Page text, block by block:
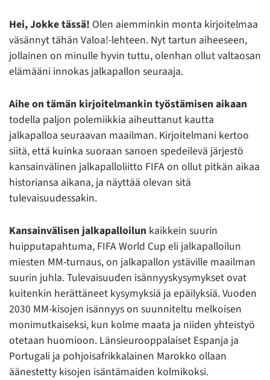
Hei,Jokke tässä! Olen aiemminkin monta kirjoitelmaa
väsännyt tähän Valoa!-lehteen. Nyt tartun aiheeseen,
jollainen on minulle hyvin tuttu, olenhan ollut valtaosan
elämääni innokas jalkapallon seuraaja.
Aiheon tämän kirjoitelmankin työstämisen aikaan
todella paljon polemiikkia aiheuttanut kautta
jalkapalloa seuraavan maailman. Kirjoitelmani kertoo
siitä, että kuinka suoraan sanoen spedeilevä järjestö
kansainvälinen jalkapalloliitto FIFA on ollut pitkän aikaa
historiansa aikana, ja näyttää olevan sitä
tulevaisuudessakin.
Kansainvälisen jalkapalloilun kaikkein suurin
huipputapahtuma, FIFA World Cup eli jalkapalloilun
miesten MM-turnaus, on jalkapallon ystäville maailman
suurin juhla. Tulevaisuuden isännyyskysymykset ovat
kuitenkin herättäneet kysymyksiä ja epäilyksiä. Vuoden
2030 MM-kisojen isännyys on suunniteltu melkoisen
monimutkaiseksi, kun kolme maata ja niiden yhteistyö
otetaan huomioon. Länsieurooppalaiset Espanja ja
Portugali ja pohjoisafrikkalainen Marokko ollaan
äänestetty kisojen isäntämaiden kolmikoksi.